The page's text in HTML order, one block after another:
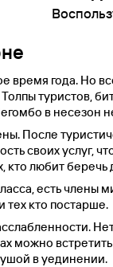
время года. Но
туристов,
в несезон
После
своих услуг,
кто любит беречь
есть члены
кто постарше.
можно
в уединении.